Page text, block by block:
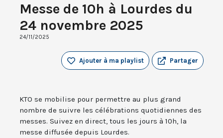
Messe de 10h à Lourdes du
24 novembre 2025
24/11/2025
Partager
Ajouter à ma playlist
KTO se mobilise pour permettre au plus grand
nombre de suivre les célébrations quotidiennes des
messes. Suivez en direct, tous les jours à 10h, la
messe diffusée depuis Lourdes.